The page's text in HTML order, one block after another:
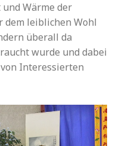
Wärme der
dem leiblichen Wohl
überall da
wurde und dabei
Interessierten